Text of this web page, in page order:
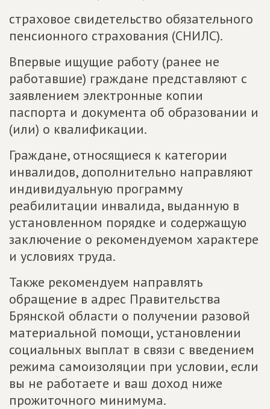
страховое свидетельство обязательного
пенсионного страхования (СНИЛС).
Впервые ищущие работу (ранее не
работавшие) граждане представляют с
заявлением электронные копии
паспорта и документа об образовании и
(или) о квалификации.
Граждане, относящиеся к категории
инвалидов, дополнительно направляют
индивидуальную программу
реабилитации инвалида, выданную в
установленном порядке и содержащую
заключение о рекомендуемом характере
и условиях труда.
Также рекомендуем направлять
обращение в адрес Правительства
Брянской области о получении разовой
материальной помощи, установлении
социальных выплат в связи с введением
режима самоизоляции при условии, если
вы не работаете и ваш доход ниже
прожиточного минимума.